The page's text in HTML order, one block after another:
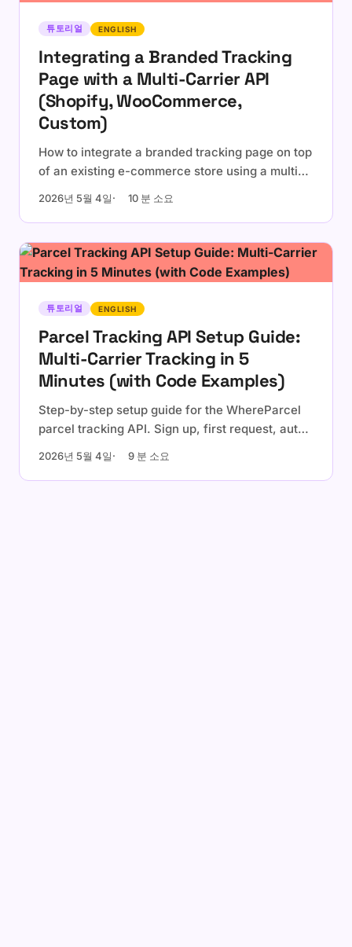
튜토리얼 ENGLISH
Integrating a Branded Tracking
Page with a Multi-Carrier API
(Shopify, WooCommerce,
Custom)
How to integrate a branded tracking page on top
of an existing e-commerce store using a multi-
dedicated page, platform-specific notes for
Shopify and WooCommerce, and a
personalization checklist.
2026년 5월 4일 10 분 소요
튜토리얼 ENGLISH
Parcel Tracking API Setup Guide:
Multi-Carrier Tracking in 5
Minutes (with Code Examples)
Step-by-step setup guide for the WhereParcel
parcel tracking API. Sign up, first request, auto-
with cURL, Node.js, Python, and Go examples.
2026년 5월 4일 9 분 소요